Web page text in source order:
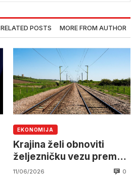
RELATED POSTS MORE FROM AUTHOR
EKONOMIJA
Krajina želi obnoviti
željezničku vezu prema
Martin Brodu
11/06/2026 0